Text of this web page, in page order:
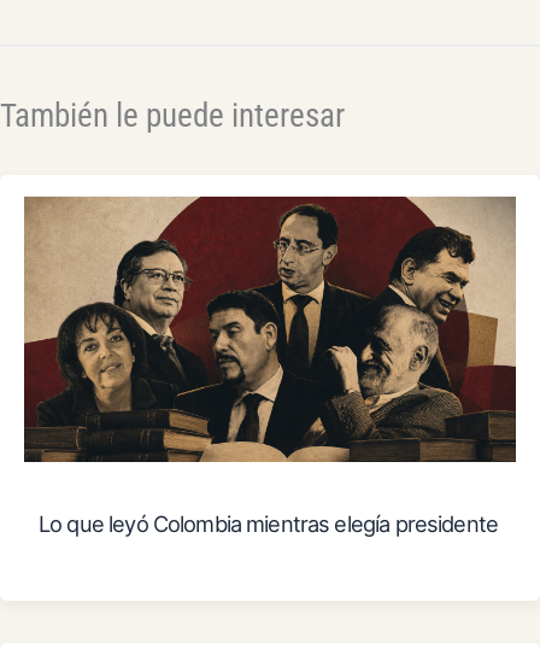
También le puede interesar
Lo que leyó Colombia mientras elegía presidente